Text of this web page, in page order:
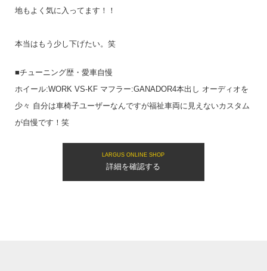
地もよく気に入ってます！！
本当はもう少し下げたい。笑
■チューニング歴・愛車自慢
ホイール:WORK VS-KF マフラー:GANADOR4本出し オーディオを
少々 自分は車椅子ユーザーなんですが福祉車両に見えないカスタム
が自慢です！笑
LARGUS ONLINE SHOP
詳細を確認する